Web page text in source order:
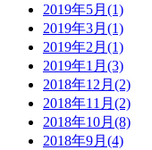
2019年5月(1)
2019年3月(1)
2019年2月(1)
2019年1月(3)
2018年12月(2)
2018年11月(2)
2018年10月(8)
2018年9月(4)